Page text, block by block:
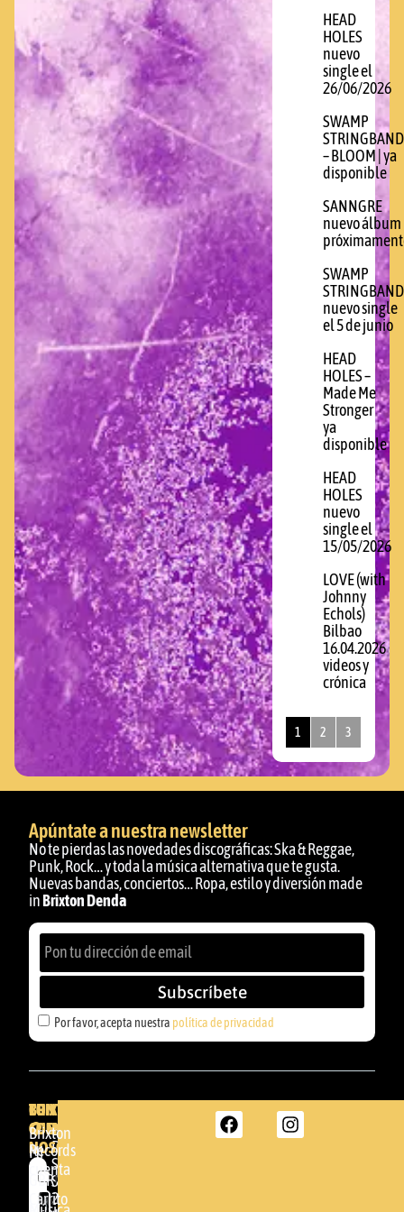
HEAD
HOLES
nuevo
single el
26/06/2026
SWAMP
STRINGBAND
– BLOOM | ya
disponible
SANNGRE
nuevo álbum
SWAMP
STRINGBAND
nuevo single
el 5 de junio
HEAD
HOLES –
Made Me
Stronger
ya
disponible
HEAD
HOLES
nuevo
single el
15/05/2026
LOVE (with
Johnny
Echols)
Bilbao
16.04.2026
videos y
crónica
1 2 3
Apúntate a nuestra newsletter
No te pierdas las novedades discográficas: Ska & Reggae,
Punk, Rock… y toda la música alternativa que te gusta.
Nuevas bandas, conciertos… Ropa, estilo y diversión made
in Brixton Denda
Por favor, acepta nuestra política de privacidad
Subscríbete
BRIXTON
DENDA -
SHOP
Somera
24
BRIXTON
Brixton
Records
GBR
TU
CUENTA
Mi
cuenta
Carrito
CONTACTA
CON
NOSOTROS
Por
favor,